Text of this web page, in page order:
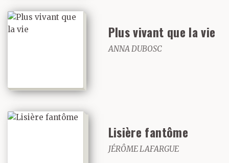
Plus vivant que la vie
ANNA DUBOSC
Lisière fantôme
JÉRÔME LAFARGUE